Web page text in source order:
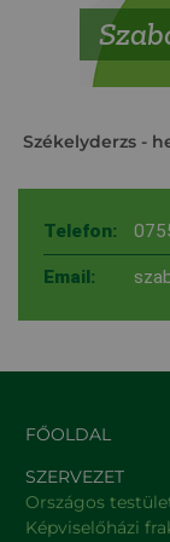
Székelyderzs -
Telefon:
Email:
FŐOLDAL
SZERVEZET
Országos
Képviselőházi